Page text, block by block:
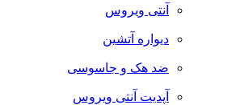
آنتی ویروس
دیواره آتشین
ضد هک و جاسوسی
آپدیت آنتی ویروس